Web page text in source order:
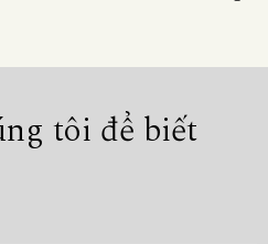
tôi để biết